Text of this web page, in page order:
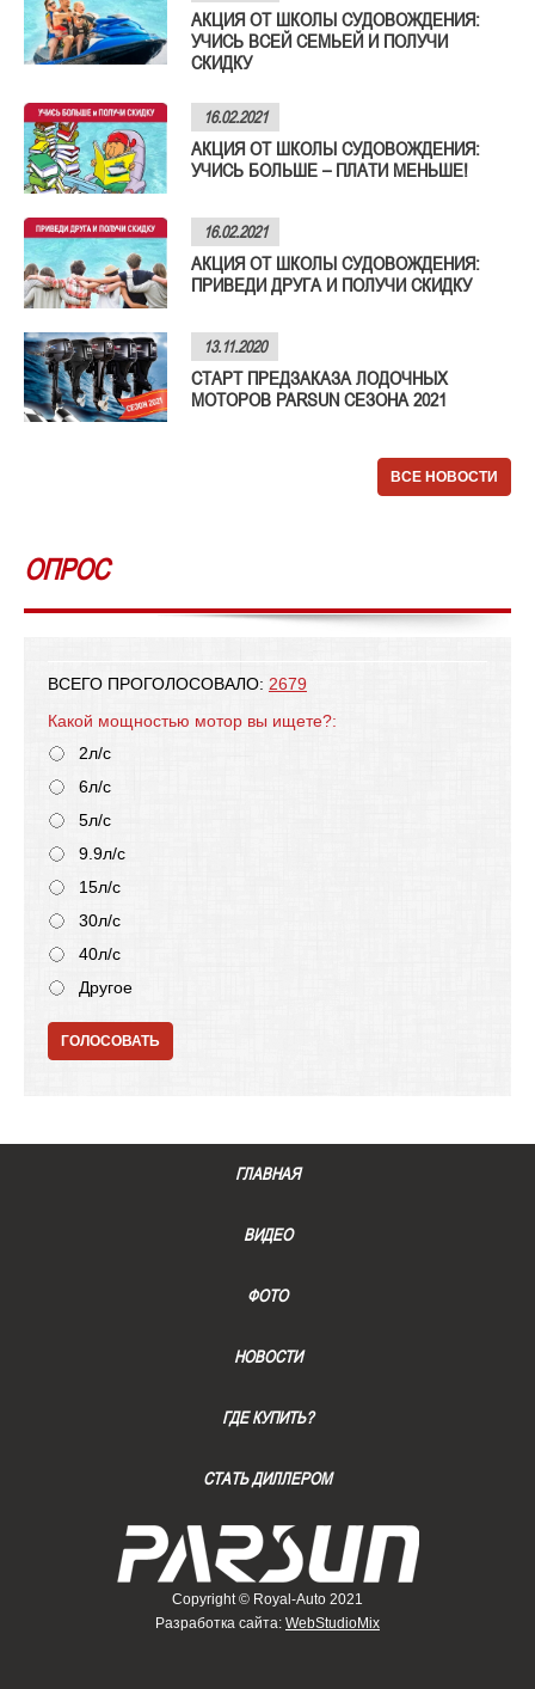
АКЦИЯ ОТ ШКОЛЫ СУДОВОЖДЕНИЯ:
УЧИСЬ ВСЕЙ СЕМЬЕЙ И ПОЛУЧИ
СКИДКУ
16.02.2021
АКЦИЯ ОТ ШКОЛЫ СУДОВОЖДЕНИЯ:
УЧИСЬ БОЛЬШЕ – ПЛАТИ МЕНЬШЕ!
16.02.2021
АКЦИЯ ОТ ШКОЛЫ СУДОВОЖДЕНИЯ:
ПРИВЕДИ ДРУГА И ПОЛУЧИ СКИДКУ
13.11.2020
СТАРТ ПРЕДЗАКАЗА ЛОДОЧНЫХ
МОТОРОВ PARSUN СЕЗОНА 2021
ВСЕ НОВОСТИ
ОПРОС
ВСЕГО ПРОГОЛОСОВАЛО: 2679
Какой мощностью мотор вы ищете?:
2л/с
6л/с
5л/с
9.9л/с
15л/с
30л/с
40л/с
Другое
ГОЛОСОВАТЬ
ГЛАВНАЯ
ВИДЕО
ФОТО
НОВОСТИ
ГДЕ КУПИТЬ?
СТАТЬ ДИЛЛЕРОМ
Copyright © Royal-Auto 2021
Разработка сайта: WebStudioMix